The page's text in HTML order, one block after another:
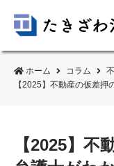
ホーム コラム
【2025】不動産の仮差
【2025】不